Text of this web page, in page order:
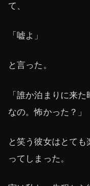
て、
「嘘よ」
と言った。
「誰か泊まりに来
なの。怖かった？」
と笑う彼女はとて
ってしまった。